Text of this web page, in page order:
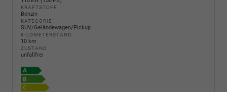
KRAFTSTOFF
Benzin
KATEGORIE
SUV/Geländewagen/Pickup
KILOMETERSTAND
10 km
ZUSTAND
unfallfrei